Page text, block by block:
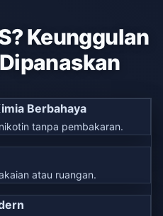
Keunggulan
Berbahaya
tanpa pembakaran.
atau ruangan.